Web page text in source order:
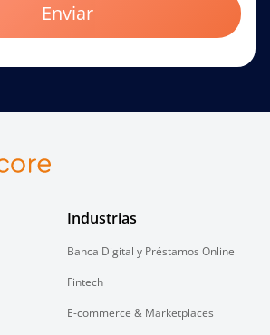
Enviar
Industrias
Banca Digital y Préstamos Online
Fintech
E-commerce & Marketplaces